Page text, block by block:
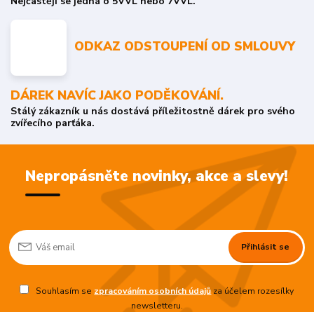
ODKAZ ODSTOUPENÍ OD SMLOUVY
DÁREK NAVÍC JAKO PODĚKOVÁNÍ.
Stálý zákazník u nás dostává příležitostně dárek pro svého
zvířecího parťáka.
Nepropásněte novinky, akce a slevy!
Přihlásit se
Souhlasím se zpracováním osobních údajůza účelem rozesílky
newsletteru.